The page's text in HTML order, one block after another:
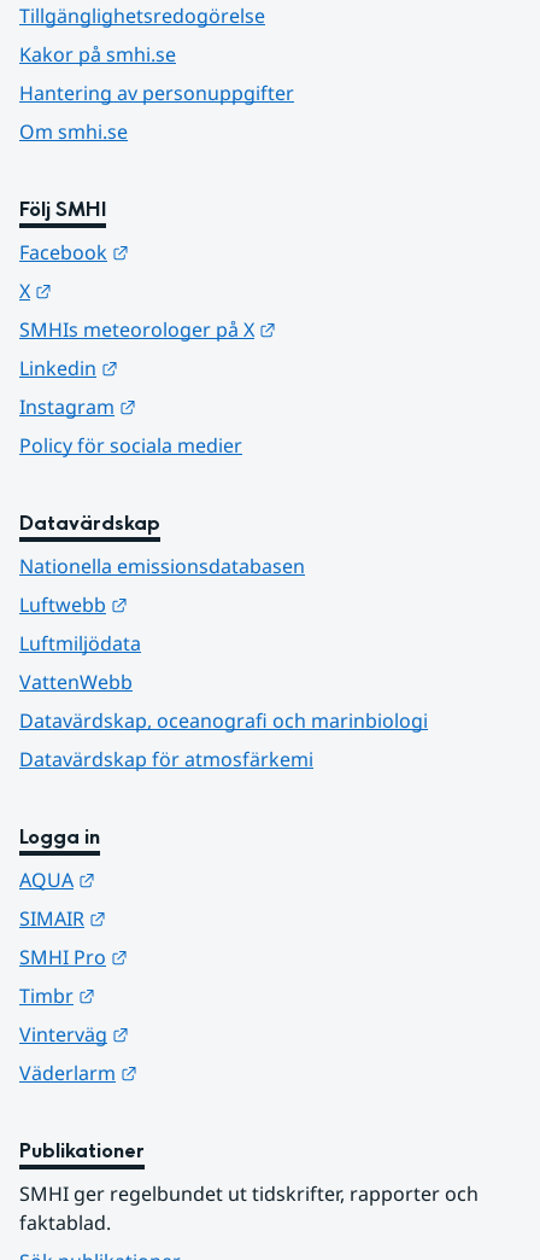
Tillgänglighetsredogörelse
Kakor på smhi.se
Hantering av personuppgifter
Om smhi.se
Följ SMHI
Facebook
X
SMHIs meteorologer på X
Linkedin
Instagram
Policy för sociala medier
Datavärdskap
Nationella emissionsdatabasen
Luftwebb
Luftmiljödata
VattenWebb
Datavärdskap, oceanografi och marinbiologi
Datavärdskap för atmosfärkemi
Logga in
AQUA
SIMAIR
SMHI Pro
Timbr
Vinterväg
Väderlarm
Publikationer
SMHI ger regelbundet ut tidskrifter, rapporter och
faktablad.